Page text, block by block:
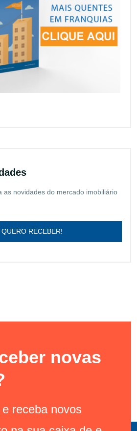
as novidades do mercado imobiliário
RECEBER!
novas
receba novos